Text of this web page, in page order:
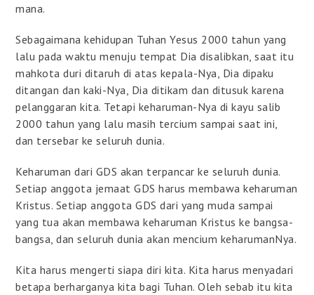
mana.
Sebagaimana kehidupan Tuhan Yesus 2000 tahun yang
lalu pada waktu menuju tempat Dia disalibkan, saat itu
mahkota duri ditaruh di atas kepala-Nya, Dia dipaku
ditangan dan kaki-Nya, Dia ditikam dan ditusuk karena
pelanggaran kita. Tetapi keharuman-Nya di kayu salib
2000 tahun yang lalu masih tercium sampai saat ini,
dan tersebar ke seluruh dunia.
Keharuman dari GDS akan terpancar ke seluruh dunia.
Setiap anggota jemaat GDS harus membawa keharuman
Kristus. Setiap anggota GDS dari yang muda sampai
yang tua akan membawa keharuman Kristus ke bangsa-
bangsa, dan seluruh dunia akan mencium keharumanNya.
Kita harus mengerti siapa diri kita. Kita harus menyadari
betapa berharganya kita bagi Tuhan. Oleh sebab itu kita